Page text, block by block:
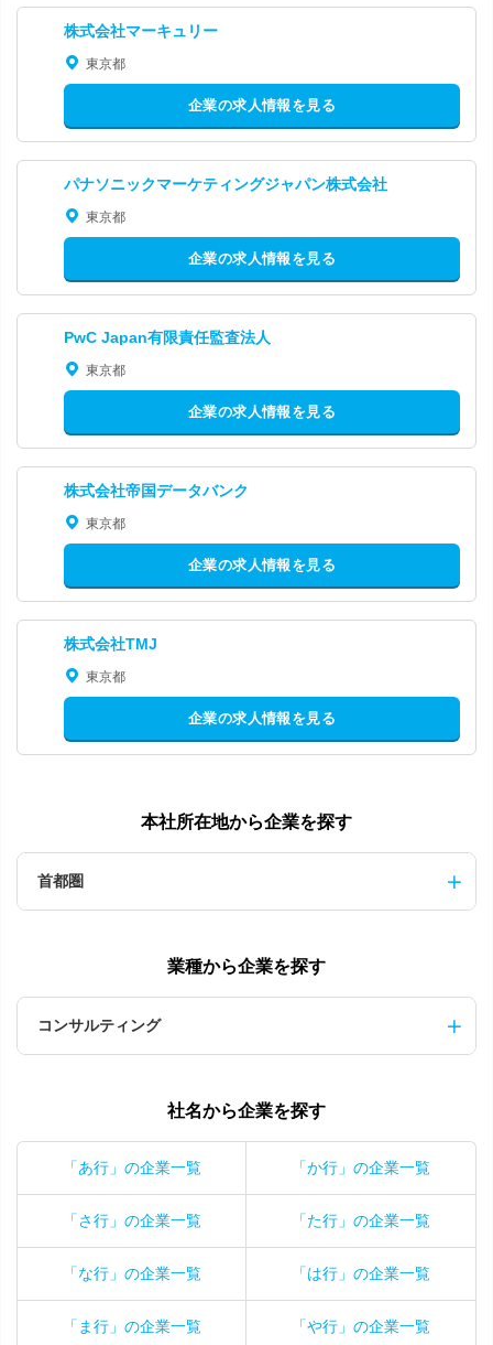
株式会社マーキュリー
東京都
企業の求人情報を見る
パナソニックマーケティングジャパン株式会社
東京都
企業の求人情報を見る
PwC Japan有限責任監査法人
東京都
企業の求人情報を見る
株式会社帝国データバンク
東京都
企業の求人情報を見る
株式会社TMJ
東京都
企業の求人情報を見る
本社所在地から企業を探す
首都圏
業種から企業を探す
コンサルティング
社名から企業を探す
「あ行」の企業一覧 「か行」の企業一覧
「さ行」の企業一覧 「た行」の企業一覧
「な行」の企業一覧 「は行」の企業一覧
「ま行」の企業一覧 「や行」の企業一覧